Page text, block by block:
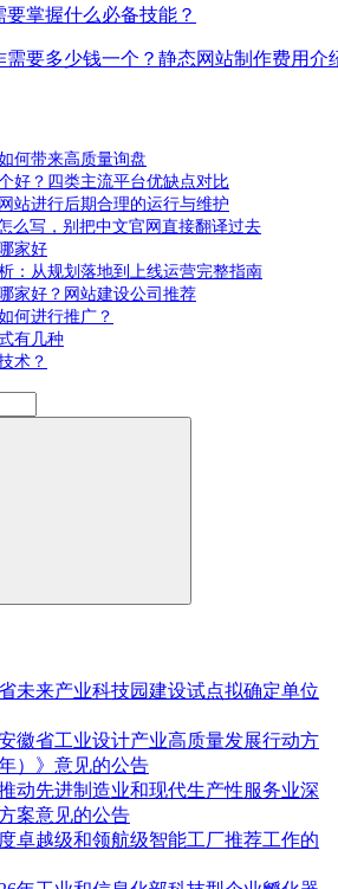
掌握什么必备技能？
需要多少钱一个？静态网站制作费用介
何带来高质量询盘
好？四类主流平台优缺点对比
站进行后期合理的运行与维护
么写，别把中文官网直接翻译过去
家好
：从规划落地到上线运营完整指南
家好？网站建设公司推荐
何进行推广？
有几种
术？
未来产业科技园建设试点拟确定单位
徽省工业设计产业高质量发展行动方
）》意见的公告
动先进制造业和现代生产性服务业深
案意见的公告
卓越级和领航级智能工厂推荐工作的